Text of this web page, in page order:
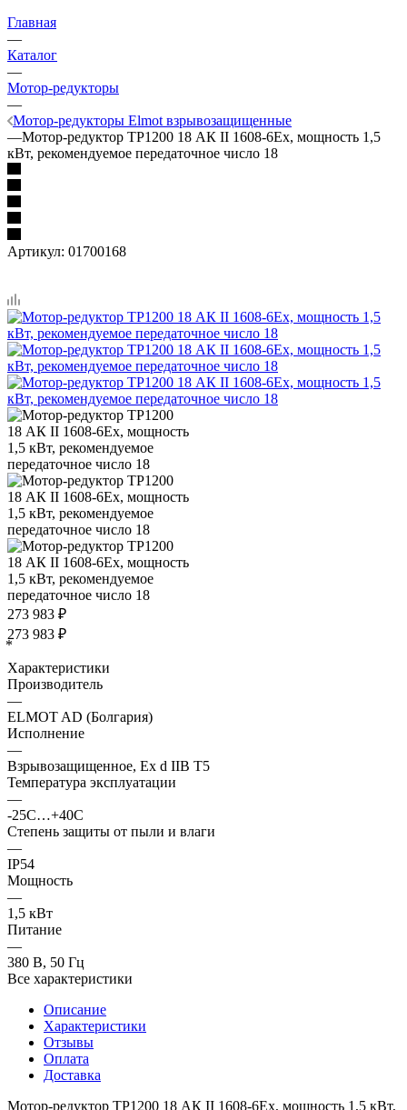
Главная
—
Каталог
—
Мотор-редукторы
—
Мотор-редукторы Elmot взрывозащищенные
—Мотор-редуктор ТР1200 18 АК II 1608-6Ех, мощность 1,5
кВт, рекомендуемое передаточное число 18
Артикул: 01700168
273 983 ₽
273 983 ₽
*
Характеристики
Производитель
—
ELMOT AD (Болгария)
Исполнение
—
Взрывозащищенное, Ex d IIB T5
Температура эксплуатации
—
-25С…+40С
Степень защиты от пыли и влаги
—
IP54
Мощность
—
1,5 кВт
Питание
—
380 В, 50 Гц
Все характеристики
Описание
Характеристики
Отзывы
Оплата
Доставка
Мотор-редуктор ТР1200 18 АК II 1608-6Ех, мощность 1,5 кВт,